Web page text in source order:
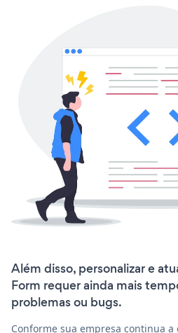
Além disso, personalizar e
Form requer ainda mais
problemas ou bugs.
Conforme sua empresa continua a